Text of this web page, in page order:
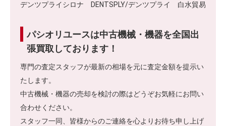
デンツプライシロナ DENTSPLY/デンツプライ 白水貿易
パシオリユースは中古機械・機器を全国出
張買取しております！
専門の査定スタッフが最新の相場を元に査定金額を提示い
たします。
中古機械・機器の売却を検討の際はどうぞお気軽にお問い
合わせください。
スタッフ一同、皆様からのご連絡を心よりお待ち申し上げ